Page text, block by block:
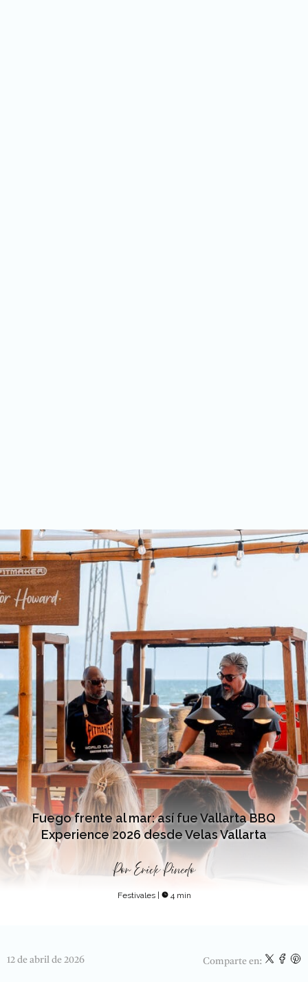
Fuego frente al mar: así fue Vallarta BBQ
Experience 2026 desde Velas Vallarta
Por Erick Pinedo
Festivales | 4 min
12 de abril de 2026 Comparte en: